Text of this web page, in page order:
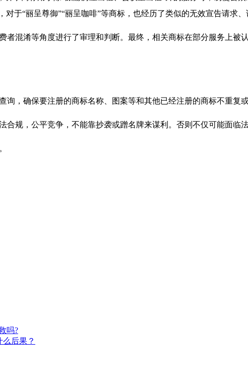
于“丽呈尊御”“丽呈咖啡”等商标，也经历了类似的无效宣告请求、
混淆等角度进行了审理和判断。最终，相关商标在部分服务上被
，确保要注册的商标名称、图案等和其他已经注册的商标不重复
规，公平竞争，不能靠抄袭或蹭名牌来谋利。否则不仅可能面临
吗?
后果？